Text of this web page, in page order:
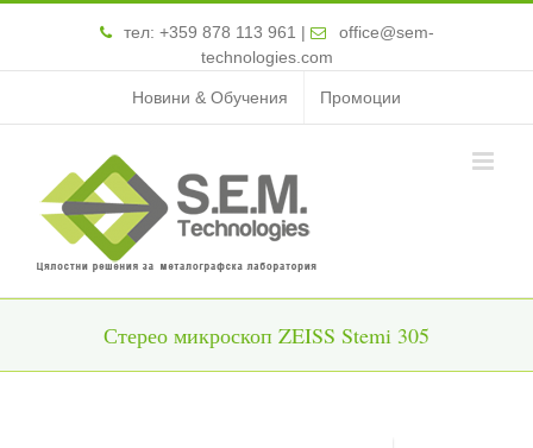
тел: +359 878 113 961 |
office@sem-
technologies.com
Новини & Обучения Промоции
Стерео микроскоп ZEISS Stemi 305